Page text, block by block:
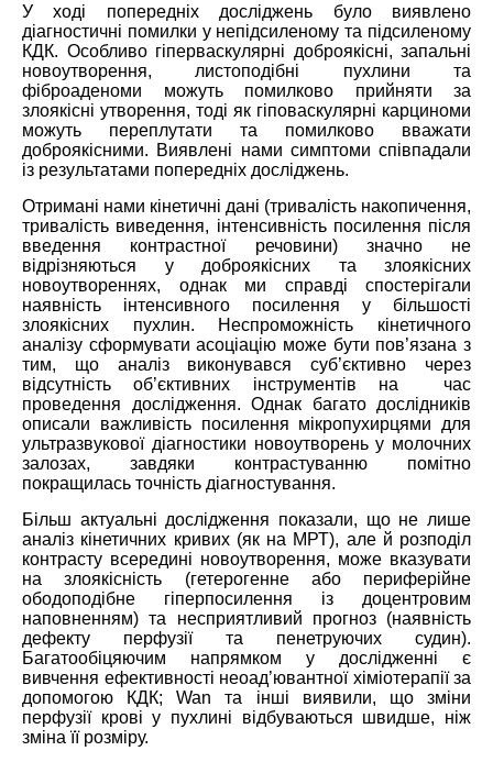
У ході попередніх досліджень було виявлено
діагностичні помилки у непідсиленому та підсиленому
КДК. Особливо гіперваскулярні доброякісні, запальні
новоутворення, листоподібні пухлини та
фіброаденоми можуть помилково прийняти за
злоякісні утворення, тоді як гіповаскулярні карциноми
можуть переплутати та помилково вважати
доброякісними. Виявлені нами симптоми співпадали
із результатами попередніх досліджень.
Отримані нами кінетичні дані (тривалість накопичення,
тривалість виведення, інтенсивність посилення після
введення контрастної речовини) значно не
відрізняються у доброякісних та злоякісних
новоутвореннях, однак ми справді спостерігали
наявність інтенсивного посилення у більшості
злоякісних пухлин. Неспроможність кінетичного
аналізу сформувати асоціацію може бути пов’язана з
тим, що аналіз виконувався суб’єктивно через
відсутність об’єктивних інструментів на час
проведення дослідження. Однак багато дослідників
описали важливість посилення мікропухирцями для
ультразвукової діагностики новоутворень у молочних
залозах, завдяки контрастуванню помітно
покращилась точність діагностування.
Більш актуальні дослідження показали, що не лише
аналіз кінетичних кривих (як на МРТ), але й розподіл
контрасту всередині новоутворення, може вказувати
на злоякісність (гетерогенне або периферійне
ободоподібне гіперпосилення із доцентровим
наповненням) та несприятливий прогноз (наявність
дефекту перфузії та пенетруючих судин).
Багатообіцяючим напрямком у дослідженні є
вивчення ефективності неоад’ювантної хіміотерапії за
допомогою КДК; Wan та інші виявили, що зміни
перфузії крові у пухлині відбуваються швидше, ніж
зміна її розміру.